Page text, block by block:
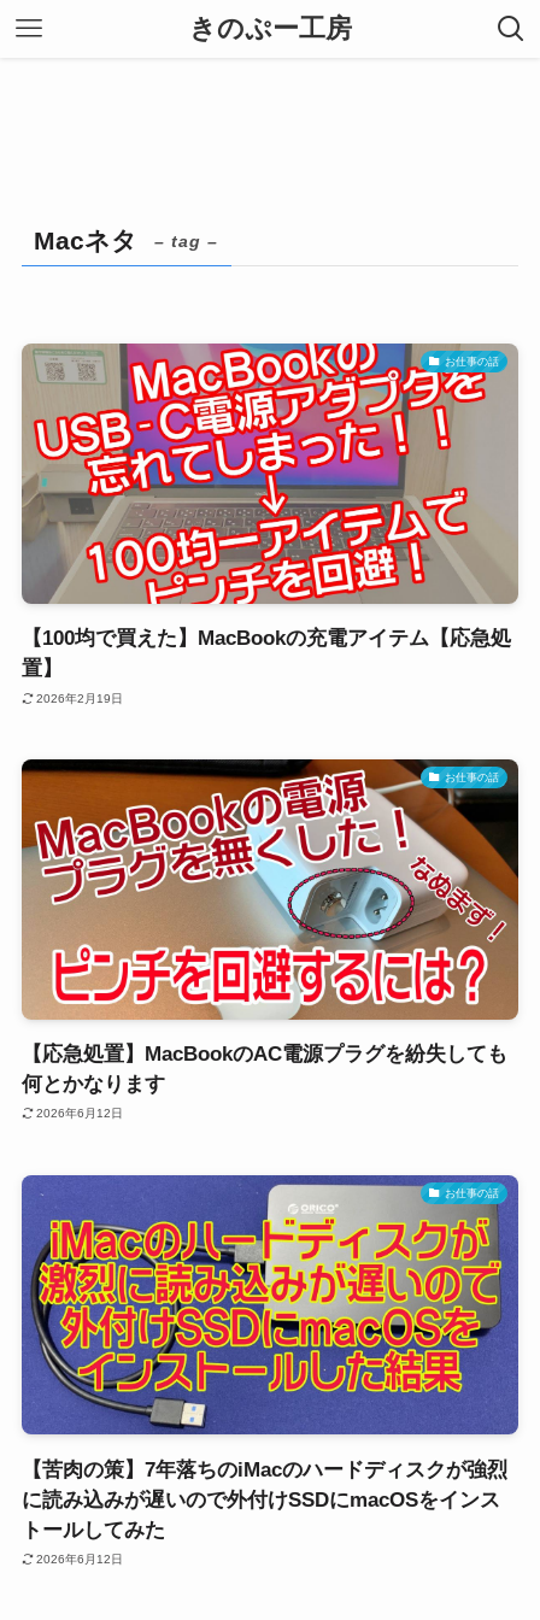
きのぷー工房
Macネタ – tag –
お仕事の話
【100均で買えた】MacBookの充電アイテム【応急処
置】
2026年2月19日
お仕事の話
【応急処置】MacBookのAC電源プラグを紛失しても
何とかなります
2026年6月12日
お仕事の話
【苦肉の策】7年落ちのiMacのハードディスクが強烈
に読み込みが遅いので外付けSSDにmacOSをインス
トールしてみた
2026年6月12日